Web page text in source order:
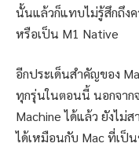
นั้นแล้วก็แทบไม่รู้สึกถึง
หรือเป็น M1 Native
อีกประเด็นสำคัญของ
ทุกรุ่นในตอนนี้ นอกจาก
Machine ได้แล้ว ยังไม่
ได้เหมือนกับ Mac ที่เป็